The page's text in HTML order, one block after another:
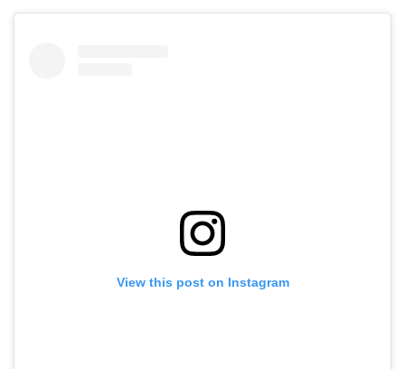
View this post on Instagram